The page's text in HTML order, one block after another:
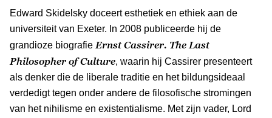
Edward Skidelsky doceert esthetiek en ethiek aan de
universiteit van Exeter. In 2008 publiceerde hij de
grandioze biografie Ernst Cassirer. The Last
Philosopher of Culture, waarin hij Cassirer presenteert
als denker die de liberale traditie en het bildungsideaal
verdedigt tegen onder andere de filosofische stromingen
van het nihilisme en existentialisme. Met zijn vader, Lord